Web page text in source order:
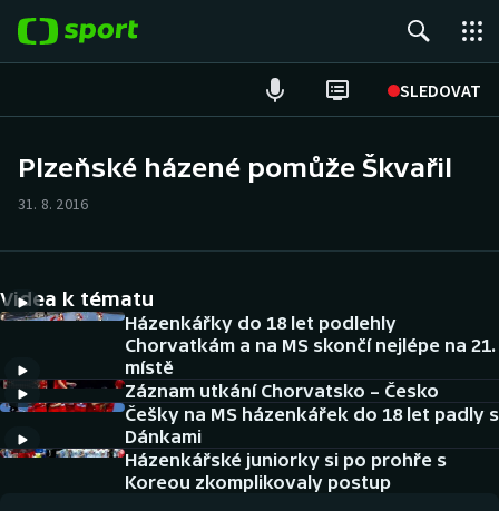
SLEDOVAT
Hokej
Tenis
Atletika
DALŠÍ SPORTY
Americký fotbal
NEPŘEHLÉDNĚTE
Plzeňské házené pomůže Škvařil
31. 8. 2016
Videa k tématu
Házenkářky do 18 let podlehly
Chorvatkám a na MS skončí nejlépe na 21.
místě
Záznam utkání Chorvatsko – Česko
Češky na MS házenkářek do 18 let padly s
Dánkami
Házenkářské juniorky si po prohře s
Koreou zkomplikovaly postup